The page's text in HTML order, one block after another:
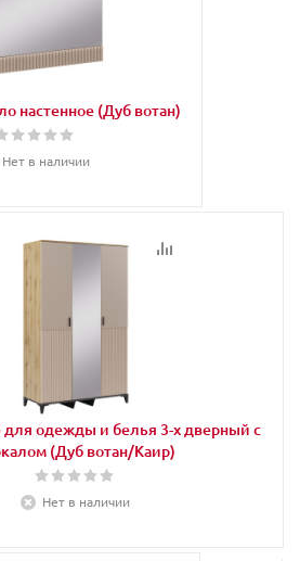
настенное (Дуб вотан)
Нет в наличии
одежды и белья 3-х дверный с
(Дуб вотан/Каир)
Нет в наличии